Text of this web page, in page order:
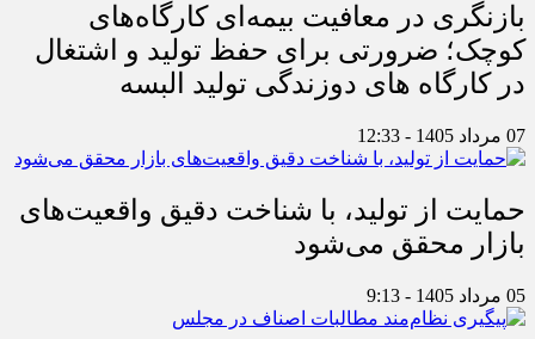
بازنگری در معافیت بیمه‌ای کارگاه‌های
کوچک؛ ضرورتی برای حفظ تولید و اشتغال
در کارگاه های دوزندگی تولید البسه
07 مرداد 1405 - 12:33
حمایت از تولید، با شناخت دقیق واقعیت‌های
بازار محقق می‌شود
05 مرداد 1405 - 9:13